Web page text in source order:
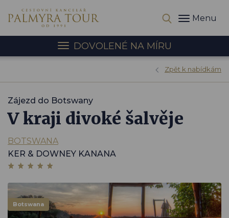
Menu
DOVOLENÉ NA MÍRU
Zpět k nabídkám
Zájezd do Botswany
V kraji divoké šalvěje
BOTSWANA
KER & DOWNEY KANANA
Botswana